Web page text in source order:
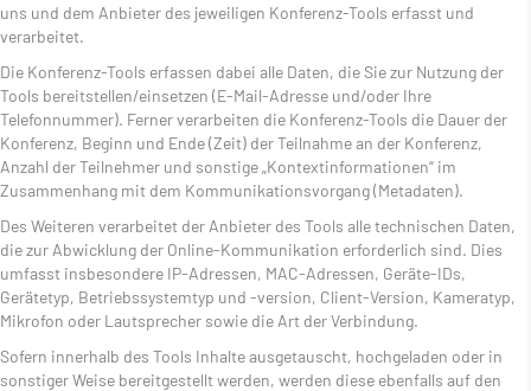
uns und dem Anbieter des jeweiligen Konferenz-Tools erfasst und
verarbeitet.
Die Konferenz-Tools erfassen dabei alle Daten, die Sie zur Nutzung der
Tools bereitstellen/einsetzen (E-Mail-Adresse und/oder Ihre
Telefonnummer). Ferner verarbeiten die Konferenz-Tools die Dauer der
Konferenz, Beginn und Ende (Zeit) der Teilnahme an der Konferenz,
Anzahl der Teilnehmer und sonstige „Kontextinformationen“ im
Zusammenhang mit dem Kommunikationsvorgang (Metadaten).
Des Weiteren verarbeitet der Anbieter des Tools alle technischen Daten,
die zur Abwicklung der Online-Kommunikation erforderlich sind. Dies
umfasst insbesondere IP-Adressen, MAC-Adressen, Geräte-IDs,
Gerätetyp, Betriebssystemtyp und -version, Client-Version, Kameratyp,
Mikrofon oder Lautsprecher sowie die Art der Verbindung.
Sofern innerhalb des Tools Inhalte ausgetauscht, hochgeladen oder in
sonstiger Weise bereitgestellt werden, werden diese ebenfalls auf den